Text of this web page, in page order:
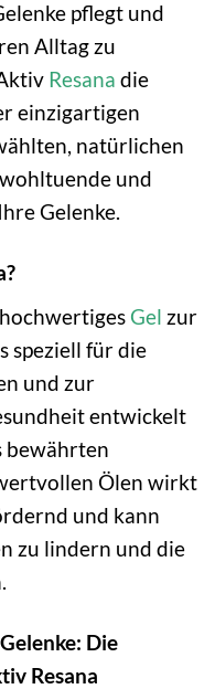
pflegt und
Alltag zu
Resana die
einzigartigen
natürlichen
und
Gelenke.
Gel zur
speziell für die
und zur
entwickelt
bewährten
Ölen wirkt
und kann
zu lindern und die
Die
Resana